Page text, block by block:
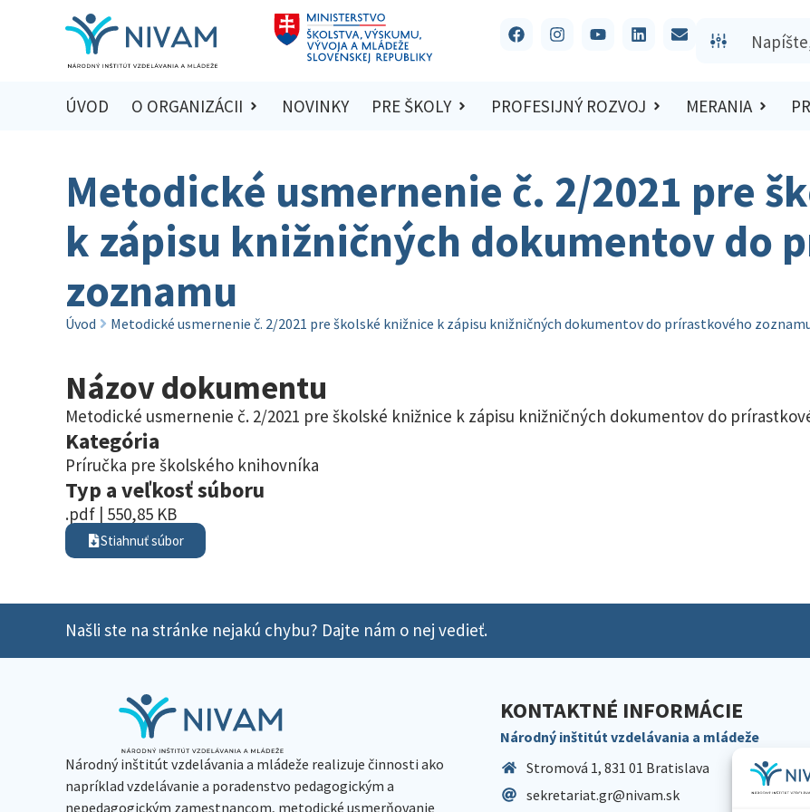
ÚVOD O ORGANIZÁCII NOVINKY PRE ŠKOLY PROFESIJNÝ ROZVOJ MERANIA
Metodické usmernenie č. 2/2021 pre
k zápisu knižničných dokumentov do
zoznamu
Úvod Metodické usmernenie č. 2/2021 pre školské knižnice k zápisu knižničných dokumentov do prírastkového
Názov dokumentu
Metodické usmernenie č. 2/2021 pre školské knižnice k zápisu knižničných dokumentov do
Kategória
Príručka pre školského knihovníka
Typ a veľkosť súboru
.pdf | 550,85 KB
Stiahnuť súbor
Našli ste na stránke nejakú chybu? Dajte nám o nej vedieť.
Národný inštitút vzdelávania a mládeže realizuje činnosti ako
napríklad vzdelávanie a poradenstvo pedagogickým a
nepedagogickým zamestnancom, metodické usmerňovanie
KONTAKTNÉ INFORMÁCIE
Národný inštitút vzdelávania a mládeže
Stromová 1, 831 01 Bratislava
sekretariat.gr@nivam.sk